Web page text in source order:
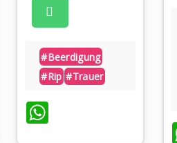
#beerdigung
#rip #trauer
WhatsApp